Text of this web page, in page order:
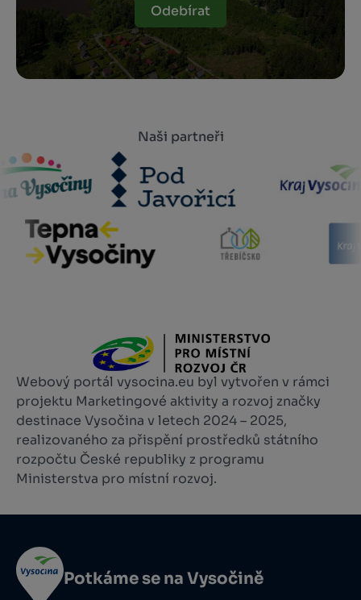
Odebírat
Naši partneři
Webový portál vysocina.eu byl vytvořen v rámci
projektu Marketingové aktivity a rozvoj značky
destinace Vysočina v letech 2024 – 2025,
realizovaného za přispění prostředků státního
rozpočtu České republiky z programu
Ministerstva pro místní rozvoj.
Potkáme se na Vysočině